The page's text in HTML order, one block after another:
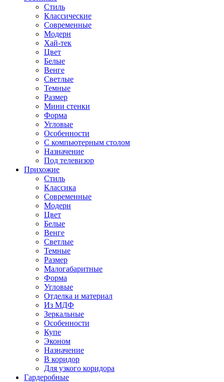
Стиль
Классические
Современные
Модерн
Хай-тек
Цвет
Белые
Венге
Светлые
Темные
Размер
Мини стенки
Форма
Угловые
Особенности
С компьютерным столом
Назначение
Под телевизор
Прихожие
Стиль
Классика
Современные
Модерн
Цвет
Белые
Венге
Светлые
Темные
Размер
Малогабаритные
Форма
Угловые
Отделка и материал
Из МДФ
Зеркальные
Особенности
Купе
Эконом
Назначение
В коридор
Для узкого коридора
Гардеробные